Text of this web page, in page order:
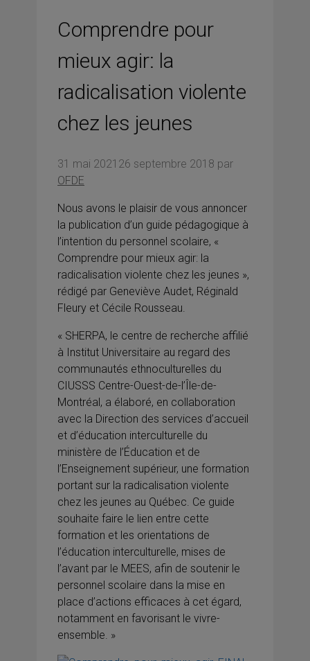
Comprendre pour
mieux agir: la
radicalisation violente
chez les jeunes
31 mai 2021 26 septembre 2018 par
OFDE
Nous avons le plaisir de vous annoncer
la publication d’un guide pédagogique à
l’intention du personnel scolaire, «
Comprendre pour mieux agir: la
radicalisation violente chez les jeunes »,
rédigé par Geneviève Audet, Réginald
Fleury et Cécile Rousseau.
« SHERPA, le centre de recherche affilié
à Institut Universitaire au regard des
communautés ethnoculturelles du
CIUSSS Centre-Ouest-de-l’Île-de-
Montréal, a élaboré, en collaboration
avec la Direction des services d’accueil
et d’éducation interculturelle du
ministère de l’Éducation et de
l’Enseignement supérieur, une formation
portant sur la radicalisation violente
chez les jeunes au Québec. Ce guide
souhaite faire le lien entre cette
formation et les orientations de
l’éducation interculturelle, mises de
l’avant par le MEES, afin de soutenir le
personnel scolaire dans la mise en
place d’actions efficaces à cet égard,
notamment en favorisant le vivre-
ensemble. »